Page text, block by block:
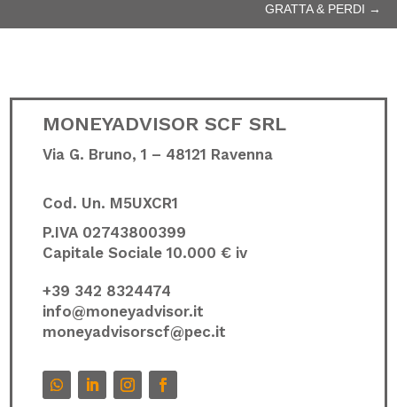
GRATTA & PERDI →
MONEYADVISOR SCF SRL
Via G. Bruno, 1 – 48121 Ravenna
Cod. Un. M5UXCR1
P.IVA 02743800399
Capitale Sociale 10.000 € iv
+39 342 8324474
info@moneyadvisor.it
moneyadvisorscf@pec.it